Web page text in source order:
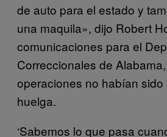
de auto para el estado y
una maquila», dijo Robert
comunicaciones para el
Correccionales de
operaciones no habían
huelga.
‘Sabemos lo que pasa